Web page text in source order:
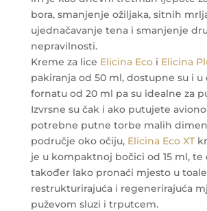
bora, smanjenje ožiljaka, sitnih
ujednačavanje tena i smanjenje
nepravilnosti.
Kreme za lice Elicina Ecoi Elicina
pakiranja od 50 ml, dostupne su i
fornatu od 20 ml pa su idealne za
Izvrsne su čak i ako putujete
potrebne putne torbe malih
područje oko očiju, Elicina Eco XT
je u kompaktnoj bočici od 15 ml, te
također lako pronaći mjesto u
restrukturirajuća i regenerirajuća
puževom sluzi i trputcem.